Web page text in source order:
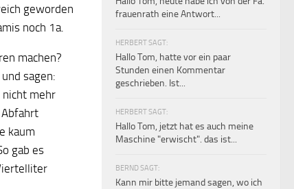
geworden
noch 1a.
machen?
sagen:
nicht mehr
kaum
gab es
frauenrath eine Antwort...
HERBERT SAGT:
Hallo Tom, hatte vor ein paar
Stunden einen Kommentar
geschrieben. Ist...
HERBERT SAGT:
Hallo Tom, jetzt hat es auch meine
Maschine "erwischt". das ist...
BERND SAGT:
Kann mir bitte jemand sagen, wo ich